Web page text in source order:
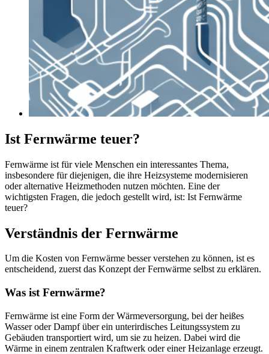
Ist Fernwärme teuer?
Fernwärme ist für viele Menschen ein interessantes Thema,
insbesondere für diejenigen, die ihre Heizsysteme modernisieren
oder alternative Heizmethoden nutzen möchten. Eine der
wichtigsten Fragen, die jedoch gestellt wird, ist: Ist Fernwärme
teuer?
Verständnis der Fernwärme
Um die Kosten von Fernwärme besser verstehen zu können, ist es
entscheidend, zuerst das Konzept der Fernwärme selbst zu erklären.
Was ist Fernwärme?
Fernwärme ist eine Form der Wärmeversorgung, bei der heißes
Wasser oder Dampf über ein unterirdisches Leitungssystem zu
Gebäuden transportiert wird, um sie zu heizen. Dabei wird die
Wärme in einem zentralen Kraftwerk oder einer Heizanlage erzeugt.